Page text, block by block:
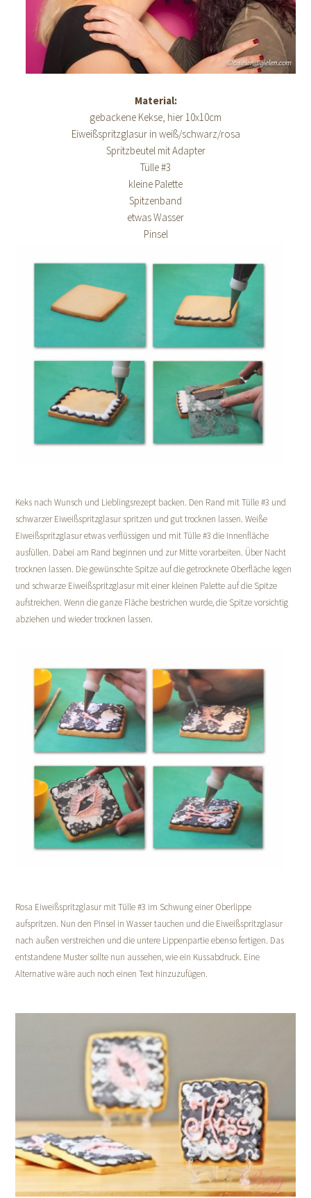
Material:
gebackene Kekse, hier 10x10cm
Eiweißspritzglasur in weiß/schwarz/rosa
Spritzbeutel mit Adapter
Tülle #3
kleine Palette
Spitzenband
etwas Wasser
Pinsel
Keks nach Wunsch und Lieblingsrezept backen. Den Rand mit Tülle #3 und
schwarzer Eiweißspritzglasur spritzen und gut trocknen lassen. Weiße
Eiweißspritzglasur etwas verflüssigen und mit Tülle #3 die Innenfläche
ausfüllen. Dabei am Rand beginnen und zur Mitte vorarbeiten. Über Nacht
trocknen lassen. Die gewünschte Spitze auf die getrocknete Oberfläche legen
und schwarze Eiweißspritzglasur mit einer kleinen Palette auf die Spitze
aufstreichen. Wenn die ganze Fläche bestrichen wurde, die Spitze vorsichtig
abziehen und wieder trocknen lassen.
Rosa Eiweißspritzglasur mit Tülle #3 im Schwung einer Oberlippe
aufspritzen. Nun den Pinsel in Wasser tauchen und die Eiweißspritzglasur
nach außen verstreichen und die untere Lippenpartie ebenso fertigen. Das
entstandene Muster sollte nun aussehen, wie ein Kussabdruck. Eine
Alternative wäre auch noch einen Text hinzuzufügen.